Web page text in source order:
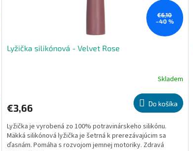
€6,10
–40 %
Lyžička silikónová - Velvet Rose
je
z
5
hviezdičiek.
Skladem
€3,66 Do košíka
Lyžička je vyrobená zo 100% potravinárskeho silikónu.
Mäkká silikónová lyžička je šetrná k prerezávajúcim sa
ďasnám. Pomáha s rozvojom jemnej motoriky. Zdravá